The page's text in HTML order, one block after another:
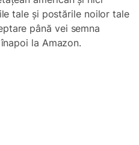
tale și postările noilor tale
până vei semna
la Amazon.